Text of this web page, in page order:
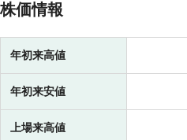
株価情報
年初来高値
年初来安値
上場来高値